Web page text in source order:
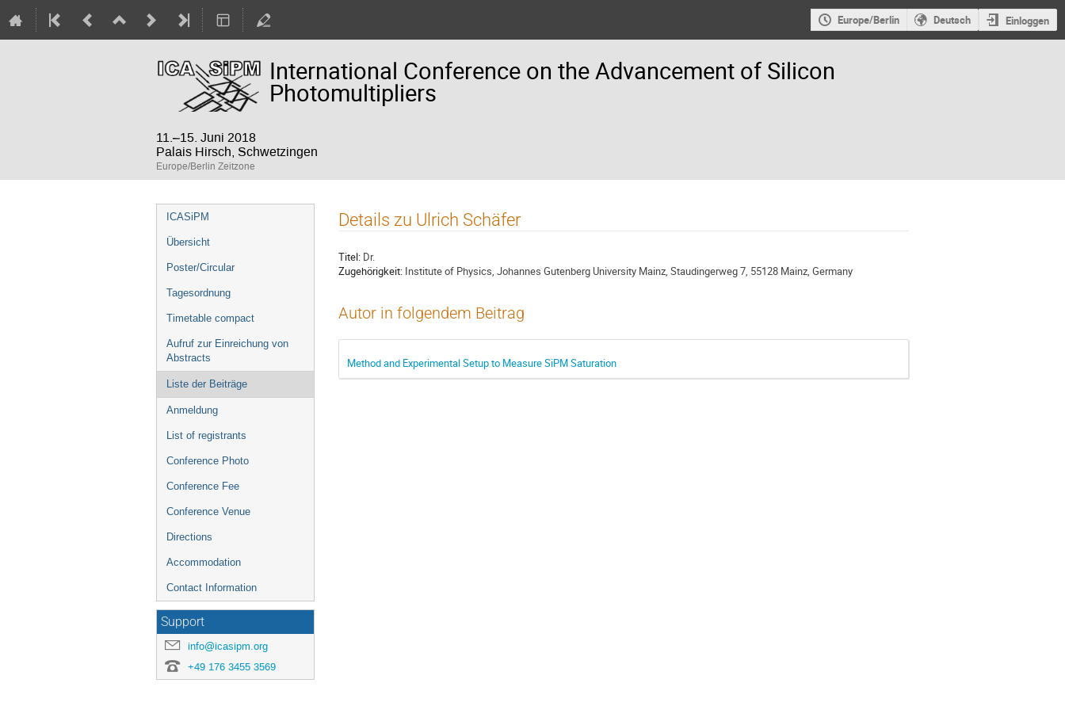
Europe/Berlin Deutsch Einloggen
International Conference on the Advancement of Silicon
Photomultipliers
11.–15. Juni 2018
Palais Hirsch, Schwetzingen
Europe/Berlin Zeitzone
Veranstaltungsmenü
ICASiPM
Übersicht
Poster/Circular
Tagesordnung
Timetable compact
Aufruf zur Einreichung von
Abstracts
Liste der Beiträge
Anmeldung
List of registrants
Conference Photo
Conference Fee
Conference Venue
Directions
Accommodation
Contact Information
Support
info@icasipm.org
+49 176 3455 3569
Details zu Ulrich Schäfer
Titel: Dr.
Zugehörigkeit: Institute of Physics, Johannes Gutenberg University Mainz, Staudingerweg 7, 55128 Mainz, Germany
Autor in folgendem Beitrag
Method and Experimental Setup to Measure SiPM Saturation